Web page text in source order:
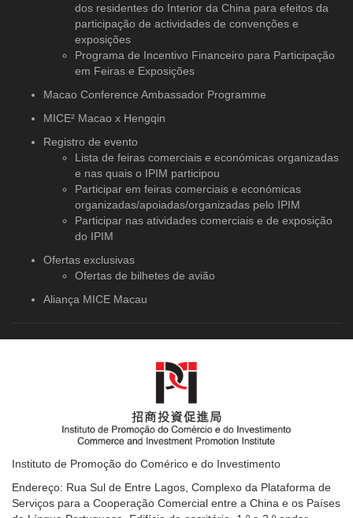
dos residentes do Interior da China para efeitos da
participação de actividades de convenções e
exposições
Programa de Incentivo Financeiro para Participação
em Feiras e Exposições
Macao Conference Ambassador Programme
MICE² Macao x Hengqin
Registro de evento
Lista de feiras comerciais e económicas organizadas
e nas quais o IPIM participou
Participar em feiras comerciais e económicas
organizadas/apoiadas/organizadas pelo IPIM
Participar nas atividades comerciais e de exposição
do IPIM
Ofertas exclusivas
Ofertas de bilhetes de avião
Aliança MICE Macau
Instituto de Promoção do Comérico e do Investimento
Endereço: Rua Sul de Entre Lagos, Complexo da Plataforma de
Serviços para a Cooperação Comercial entre a China e os Países